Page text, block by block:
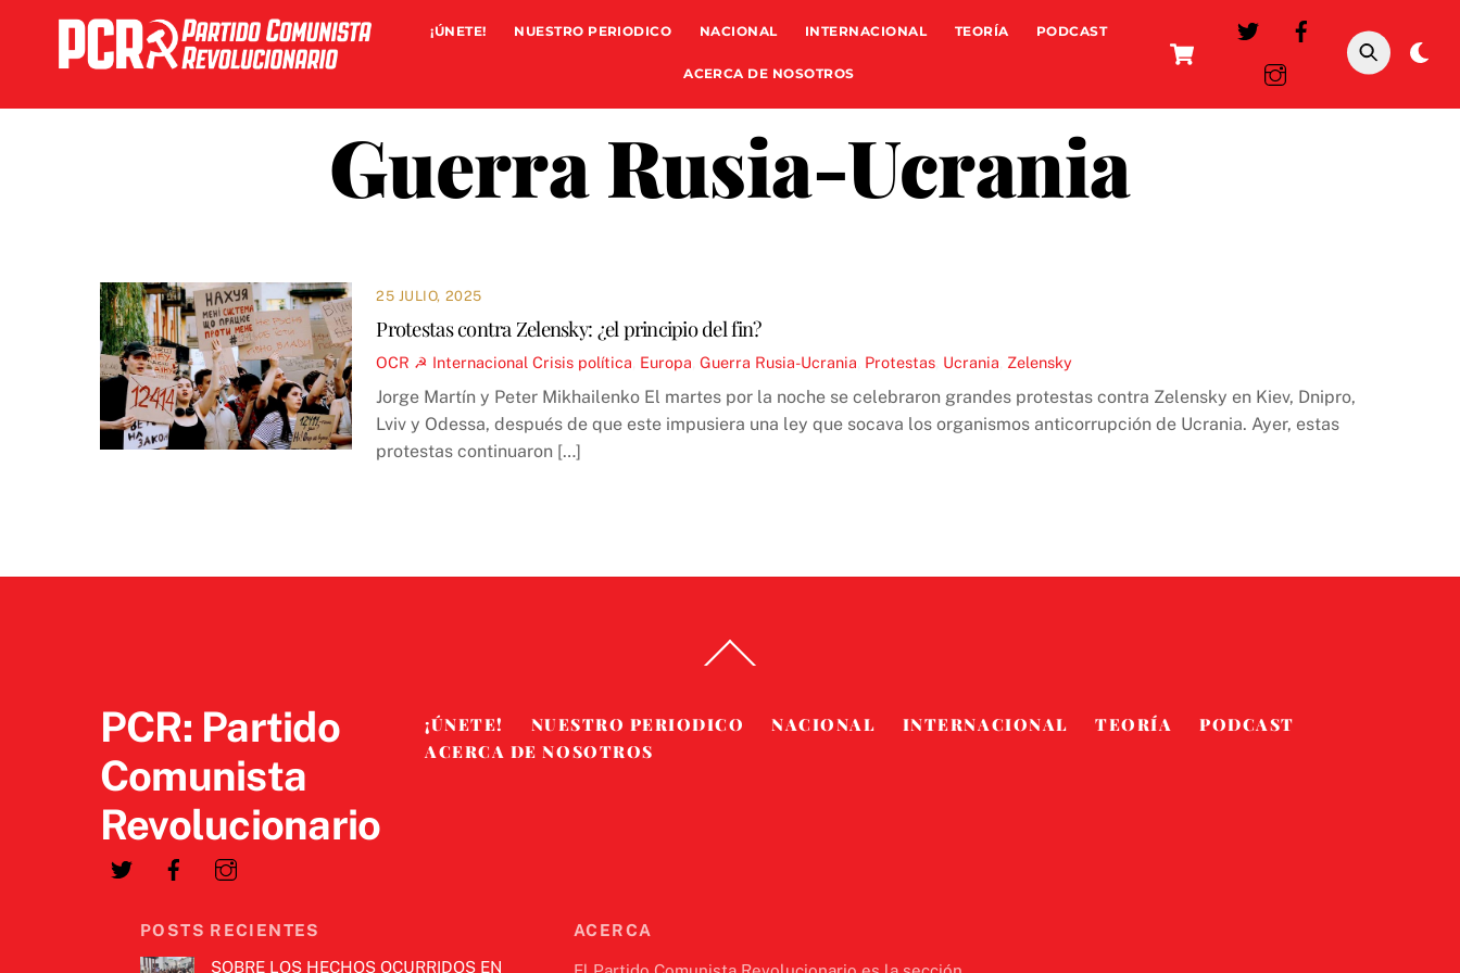
content
Cart
¡ÚNETE! NUESTRO PERIODICO NACIONAL INTERNACIONAL TEORÍA PODCAST
ACERCA DE NOSOTROS
Guerra Rusia-Ucrania
25 JULIO, 2025
Protestas contra Zelensky: ¿el principio del fin?
OCR ☭ Internacional Crisis política Europa ,Guerra Rusia-Ucrania Protestas Ucrania Zelensky
Jorge Martín y Peter Mikhailenko El martes por la noche se celebraron grandes protestas contra Zelensky en Kiev, Dnipro,
Lviv y Odessa, después de que este impusiera una ley que socava los organismos anticorrupción de Ucrania. Ayer, estas
protestas continuaron […]
To
PCR: Partido
Comunista
Revolucionario
¡ÚNETE! NUESTRO PERIODICO NACIONAL INTERNACIONAL TEORÍA
PODCAST
ACERCA DE NOSOTROS
POSTS RECIENTES
SOBRE LOS HECHOS OCURRIDOS EN
ACERCA